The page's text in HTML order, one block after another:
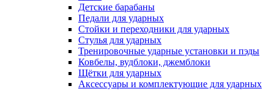
Детские барабаны
Педали для ударных
Стойки и переходники для ударных
Стулья для ударных
Тренировочные ударные установки и пэды
Ковбелы, вудблоки, джемблоки
Щётки для ударных
Аксесcуары и комплектующие для ударных